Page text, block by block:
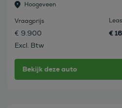
Hoogeveen
Vraagprijs
€ 9.900
Excl. Btw
€
Bekijk deze auto